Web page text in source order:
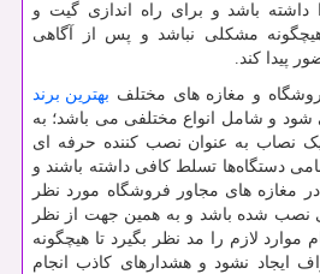
باشد و برای راه اندازی گیت و
مشکلی نباشد و پس از آگاهی
پیدا کند.
و مغازه های مختلف بهترین برند
و شامل انواع مختلفی می باشد؛ به
نصاب به عنوان نصب کننده حرفه ای
دستگاه‌ها تسلط کافی داشته باشند و
مغازه های مجاور فروشگاه مورد نظر
نصب شده باشد و به همین جهت از نظر
موارد لازم را مد نظر بگیرد تا هیچگونه
ایجاد نشود و هشدارهای کاذب انجام